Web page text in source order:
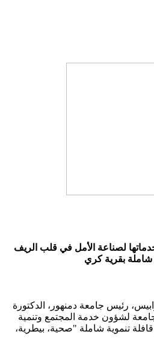
لصناعة الأمل في قلب الريف
شاملة بقرية كري
رئيس جامعة دمنهور، الدكتورة
لشؤون خدمة المجتمع وتنمية
تنموية شاملة "صحية، بيطرية،